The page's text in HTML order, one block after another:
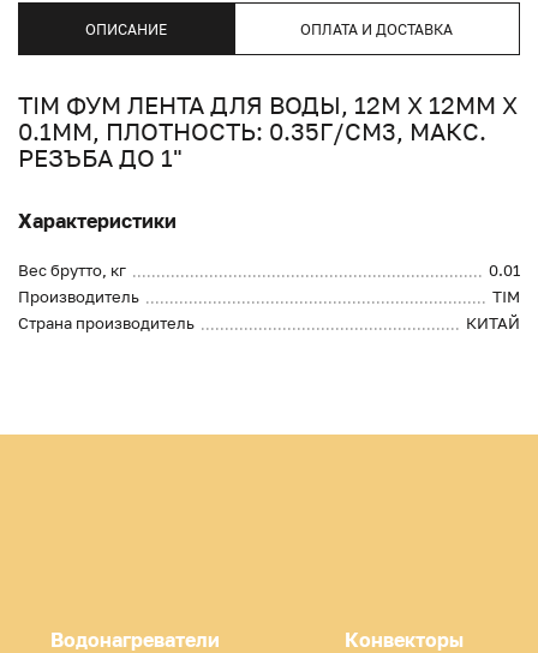
ОПИСАНИЕ ОПЛАТА И ДОСТАВКА
TIM ФУМ ЛЕНТА ДЛЯ ВОДЫ, 12М Х 12ММ Х
0.1ММ, ПЛОТНОСТЬ: 0.35Г/СМ3, МАКС.
РЕЗЪБА ДО 1"
Характеристики
Вес брутто, кг
0.01
Производитель
TIM
Страна производитель
КИТАЙ
Водонагреватели Конвекторы